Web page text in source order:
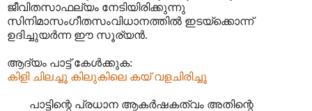
ജീവിതസാഫല്യം നേടിയിരിക്കുന്നു
സിനിമാസംഗീതസംവിധാനത്തിൽ ഇടയ്ക്കൊന്ന്
ഉദിച്ചുയർന്ന ഈ സൂര്യൻ.
ആദ്യം പാട്ട് കേൾക്കുക:
കിളി ചിലച്ചൂ കിലുകിലെ കയ് വളചിരിച്ചൂ
പാട്ടിന്റെ പ്രധാന ആകർഷകത്വം അതിന്റെ